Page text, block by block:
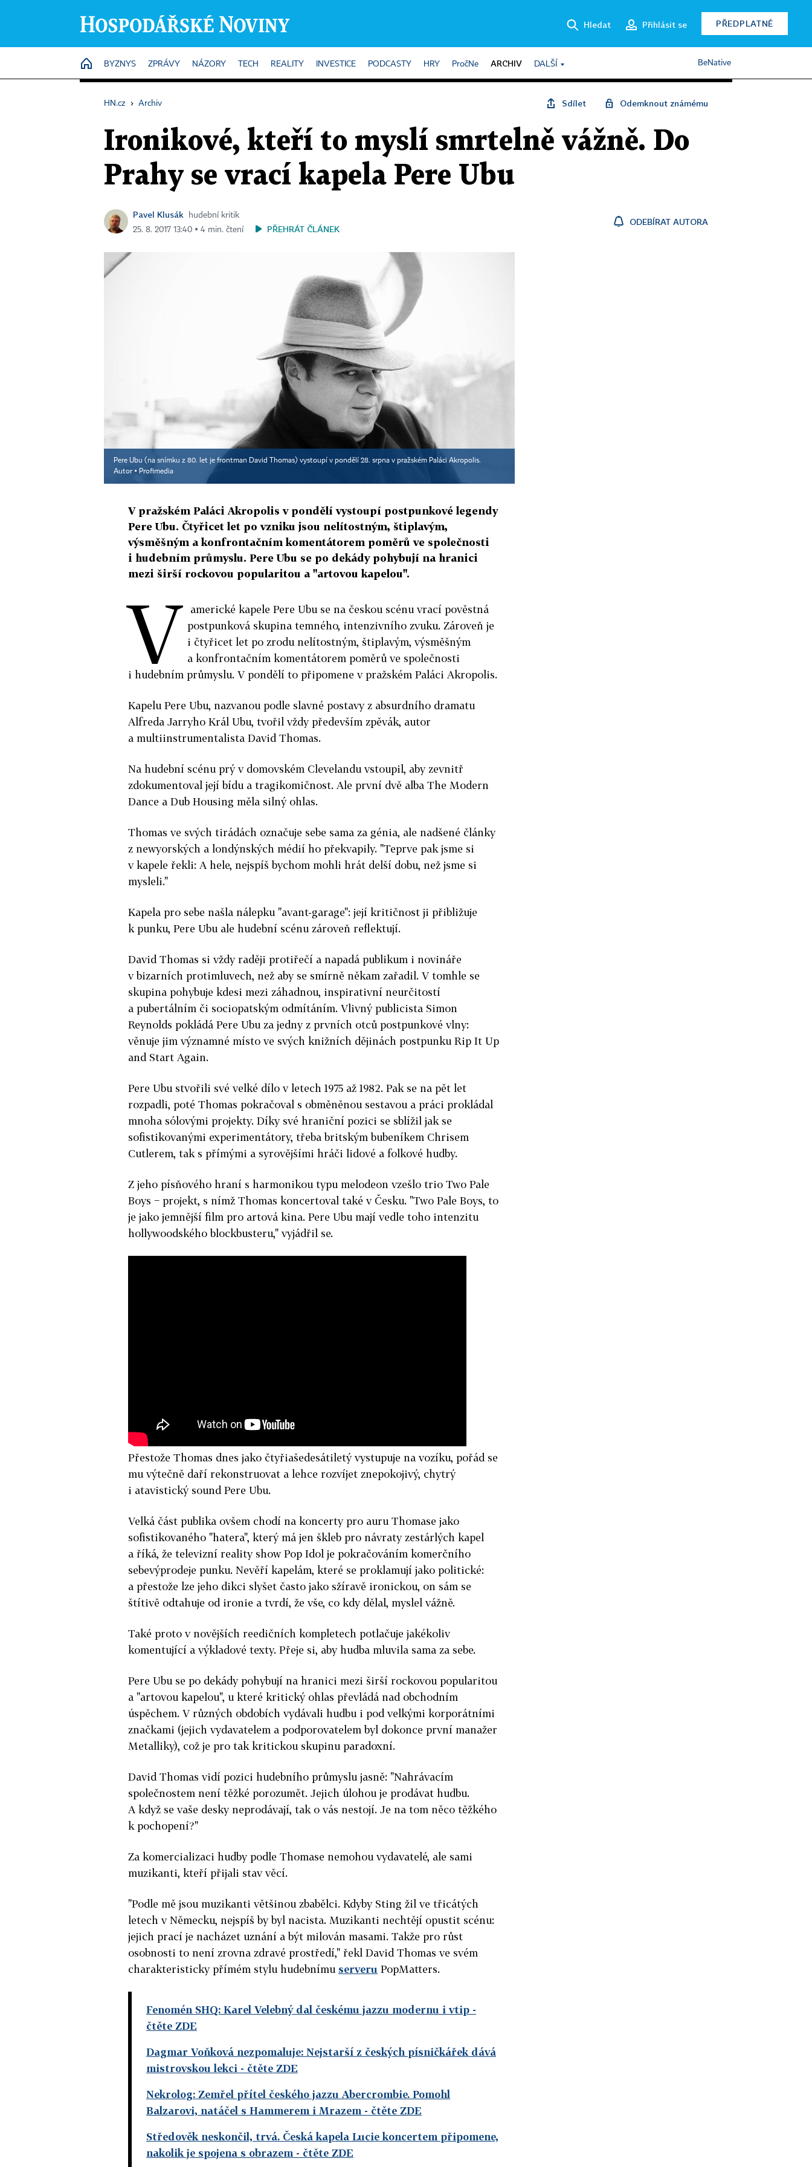
Hledat Přihlásit se PŘEDPLATNÉ
HOME
BYZNYS ZPRÁVY NÁZORY TECH REALITY INVESTICE PODCASTY HRY PročNe ARCHIV DALŠÍ BeNative
HN.cz › Archiv Sdílet Odemknout známému
Ironikové, kteří to myslí smrtelně vážně. Do
Prahy se vrací kapela Pere Ubu
Pavel Klusák
hudební kritik
25. 8. 2017 13:40 ▪ 4 min. čtení
PŘEHRÁT ČLÁNEK
ODEBÍRAT AUTORA
Pere Ubu (na snímku z 80. let je frontman David Thomas) vystoupí v pondělí 28. srpna v pražském Paláci Akropolis.
Autor ▪ Profimedia
V pražském Paláci Akropolis v pondělí vystoupí postpunkové legendy
Pere Ubu. Čtyřicet let po vzniku jsou nelítostným, štiplavým,
výsměšným a konfrontačním komentátorem poměrů ve společnosti
i hudebním průmyslu. Pere Ubu se po dekády pohybují na hranici
mezi širší rockovou popularitou a "artovou kapelou".
V
americké kapele Pere Ubu se na českou scénu vrací pověstná
postpunková skupina temného, intenzivního zvuku. Zároveň je
i čtyřicet let po zrodu nelítostným, štiplavým, výsměšným
a konfrontačním komentátorem poměrů ve společnosti
i hudebním průmyslu. V pondělí to připomene v pražském Paláci Akropolis.
Kapelu Pere Ubu, nazvanou podle slavné postavy z absurdního dramatu
Alfreda Jarryho Král Ubu, tvořil vždy především zpěvák, autor
a multiinstrumentalista David Thomas.
Na hudební scénu prý v domovském Clevelandu vstoupil, aby zevnitř
zdokumentoval její bídu a tragikomičnost. Ale první dvě alba The Modern
Dance a Dub Housing měla silný ohlas.
Thomas ve svých tirádách označuje sebe sama za génia, ale nadšené články
z newyorských a londýnských médií ho překvapily. "Teprve pak jsme si
v kapele řekli: A hele, nejspíš bychom mohli hrát delší dobu, než jsme si
mysleli."
Kapela pro sebe našla nálepku "avant-garage": její kritičnost ji přibližuje
k punku, Pere Ubu ale hudební scénu zároveň reflektují.
David Thomas si vždy raději protiřečí a napadá publikum i novináře
v bizarních protimluvech, než aby se smírně někam zařadil. V tomhle se
skupina pohybuje kdesi mezi záhadnou, inspirativní neurčitostí
a pubertálním či sociopatským odmítáním. Vlivný publicista Simon
Reynolds pokládá Pere Ubu za jedny z prvních otců postpunkové vlny:
věnuje jim významné místo ve svých knižních dějinách postpunku Rip It Up
and Start Again.
Pere Ubu stvořili své velké dílo v letech 1975 až 1982. Pak se na pět let
rozpadli, poté Thomas pokračoval s obměněnou sestavou a práci prokládal
mnoha sólovými projekty. Díky své hraniční pozici se sblížil jak se
sofistikovanými experimentátory, třeba britským bubeníkem Chrisem
Cutlerem, tak s přímými a syrovějšími hráči lidové a folkové hudby.
Z jeho písňového hraní s harmonikou typu melodeon vzešlo trio Two Pale
Boys − projekt, s nímž Thomas koncertoval také v Česku. "Two Pale Boys, to
je jako jemnější film pro artová kina. Pere Ubu mají vedle toho intenzitu
hollywoodského blockbusteru," vyjádřil se.
Přestože Thomas dnes jako čtyřiašedesátiletý vystupuje na vozíku, pořád se
mu výtečně daří rekonstruovat a lehce rozvíjet znepokojivý, chytrý
i atavistický sound Pere Ubu.
Velká část publika ovšem chodí na koncerty pro auru Thomase jako
sofistikovaného "hatera", který má jen škleb pro návraty zestárlých kapel
a říká, že televizní reality show Pop Idol je pokračováním komerčního
sebevýprodeje punku. Nevěří kapelám, které se proklamují jako politické:
a přestože lze jeho dikci slyšet často jako sžíravě ironickou, on sám se
štítivě odtahuje od ironie a tvrdí, že vše, co kdy dělal, myslel vážně.
Také proto v novějších reedičních kompletech potlačuje jakékoliv
komentující a výkladové texty. Přeje si, aby hudba mluvila sama za sebe.
Pere Ubu se po dekády pohybují na hranici mezi širší rockovou popularitou
a "artovou kapelou", u které kritický ohlas převládá nad obchodním
úspěchem. V různých obdobích vydávali hudbu i pod velkými korporátními
značkami (jejich vydavatelem a podporovatelem byl dokonce první manažer
Metalliky), což je pro tak kritickou skupinu paradoxní.
David Thomas vidí pozici hudebního průmyslu jasně: "Nahrávacím
společnostem není těžké porozumět. Jejich úlohou je prodávat hudbu.
A když se vaše desky neprodávají, tak o vás nestojí. Je na tom něco těžkého
k pochopení?"
Za komercializaci hudby podle Thomase nemohou vydavatelé, ale sami
muzikanti, kteří přijali stav věcí.
"Podle mě jsou muzikanti většinou zbabělci. Kdyby Sting žil ve třicátých
letech v Německu, nejspíš by byl nacista. Muzikanti nechtějí opustit scénu:
jejich prací je nacházet uznání a být milován masami. Takže pro růst
osobnosti to není zrovna zdravé prostředí," řekl David Thomas ve svém
charakteristicky přímém stylu hudebnímu serveru PopMatters.
Fenomén SHQ: Karel Velebný dal českému jazzu modernu i vtip -
čtěte ZDE
Dagmar Voňková nezpomaluje: Nejstarší z českých písničkářek dává
mistrovskou lekci - čtěte ZDE
Nekrolog: Zemřel přítel českého jazzu Abercrombie. Pomohl
Balzarovi, natáčel s Hammerem i Mrazem - čtěte ZDE
Středověk neskončil, trvá. Česká kapela Lucie koncertem připomene,
nakolik je spojena s obrazem - čtěte ZDE